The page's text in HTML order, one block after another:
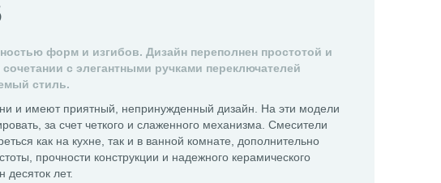
форм и изгибов. Дизайн переполнен простотой и
с элегантными ручками переключателей
стиль.
и имеют приятный, непринужденный дизайн. На эти модели
за счет четкого и слаженного механизма. Смесители
как на кухне, так и в ванной комнате, дополнительно
прочности конструкции и надежного керамического
десяток лет.